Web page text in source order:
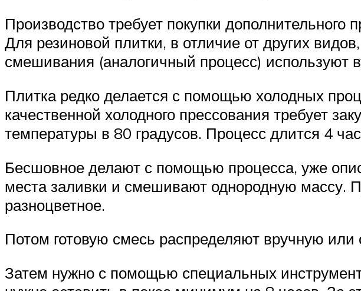
Производство требует покупки
Для резиновой плитки, в отличие от других
смешивания (аналогичный процесс) используют
Плитка редко делается с помощью холодных
качественной холодного прессования требует
температуры в 80 градусов. Процесс длится 4
Бесшовное делают с помощью процесса, уже
места заливки и смешивают однородную массу.
разноцветное.
Потом готовую смесь распределяют вручную
Затем нужно с помощью специальных